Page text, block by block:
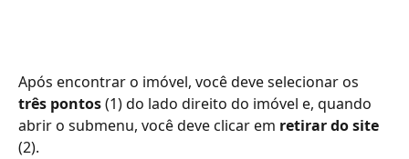
Após encontrar o imóvel, você deve selecionar os
três pontos (1) do lado direito do imóvel e, quando
abrir o submenu, você deve clicar em retirar do site
(2).